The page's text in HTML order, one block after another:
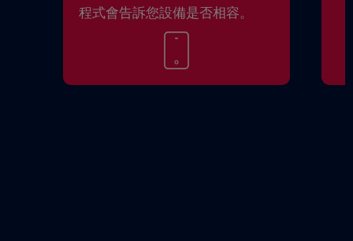
程式會告訴您設備是否相容。